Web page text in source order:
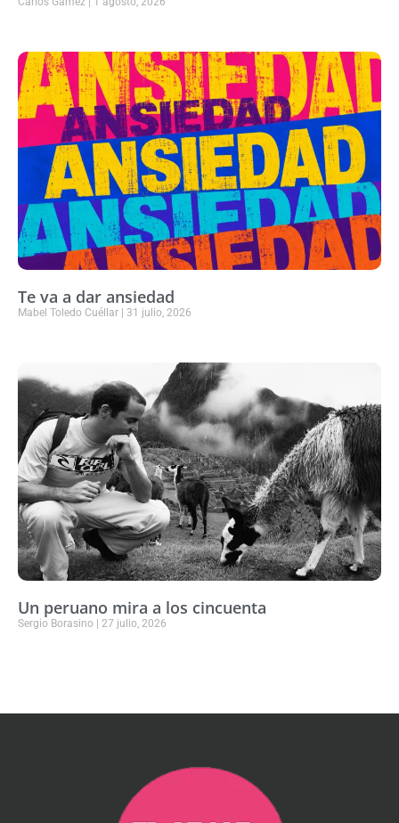
Te va a dar ansiedad
Mabel Toledo Cuéllar 31 julio, 2026
Un peruano mira a los cincuenta
Sergio Borasino 27 julio, 2026